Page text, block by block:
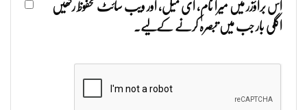
اس براؤزر میں میرا نام، ای میل، اور ویب سائٹ محفوظ رکھیں
اگلی بار جب میں تبصرہ کرنے کےلیے۔